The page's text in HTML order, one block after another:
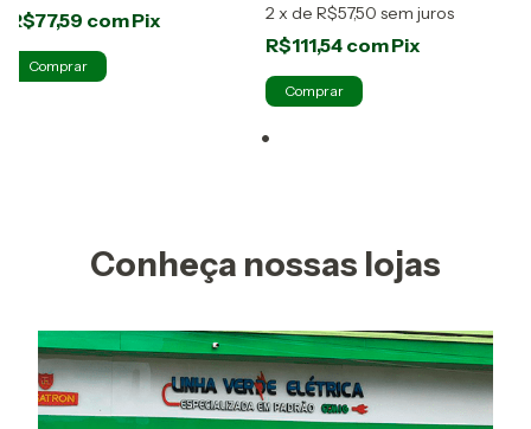
R$77,59 comPix
2x de R$57,50 sem juros
R$111,54 comPix
Conheça nossas lojas